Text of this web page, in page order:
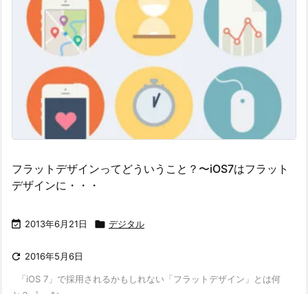
フラットデザインってどういうこと？〜iOS7はフラット
デザインに・・・
 2013年6月21日  デジタル
 2016年5月6日
「iOS 7」で採用されるかもしれない「フラットデザイン」とは何